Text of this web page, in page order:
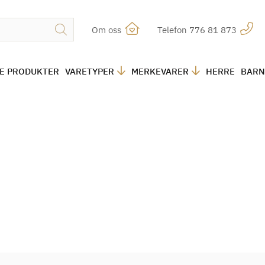
Om oss Telefon 776 81 873
PRODUKTER VARETYPER MERKEVARER HERRE BARN